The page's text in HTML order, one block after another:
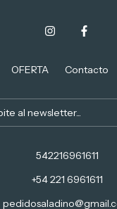
OFERTA Contacto
542216961611
+54 221 6961611